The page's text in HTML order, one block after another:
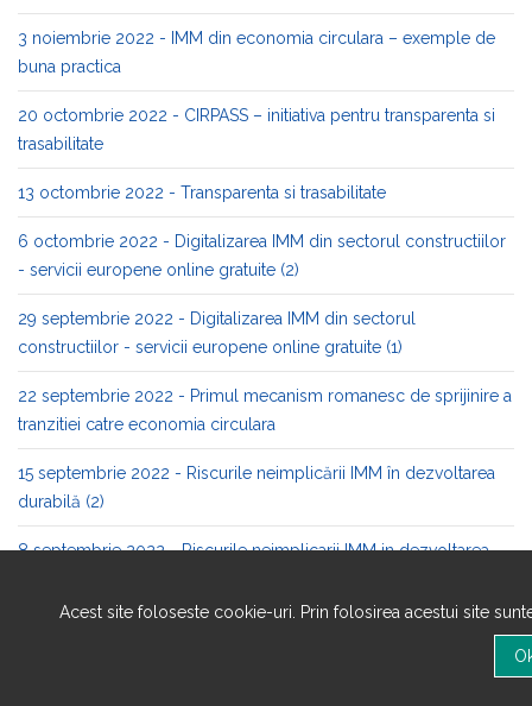
3 noiembrie 2022 - IMM din economia circulara – exemple de
buna practica
20 octombrie 2022 - CIRPASS – initiativa pentru transparenta si
trasabilitate
13 octombrie 2022 - Transparenta si trasabilitate
6 octombrie 2022 - Digitalizarea IMM din sectorul constructiilor
- servicii europene online gratuite (2)
29 septembrie 2022 - Digitalizarea IMM din sectorul
constructiilor - servicii europene online gratuite (1)
22 septembrie 2022 - Primul mecanism romanesc de sprijinire a
tranzitiei catre economia circulara
15 septembrie 2022 - Riscurile neimplicării IMM în dezvoltarea
durabilă (2)
8 septembrie 2022 - Riscurile neimplicarii IMM in dezvoltarea
Acest site foloseste cookie-uri. Prin folosirea acestui site